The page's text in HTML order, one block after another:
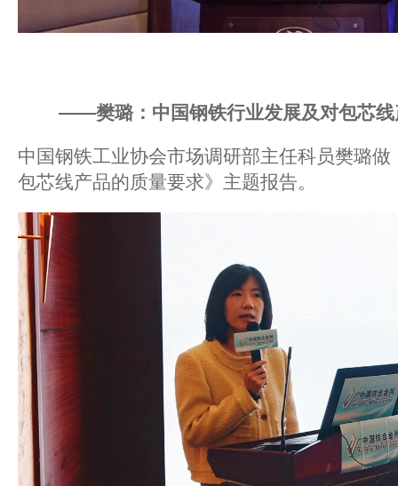
——樊璐：中国钢铁行业发展及对包芯
中国钢铁工业协会市场调研部主任科员樊璐
包芯线产品的质量要求》主题报告。